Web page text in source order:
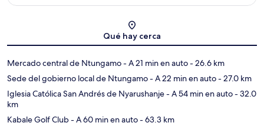
Sección del mapa
Qué hay cerca
Mercado central de Ntungamo- A 21 min en auto- 26.6 km
Sede del gobierno local de Ntungamo- A 22 min en auto- 27.0 km
Iglesia Católica San Andrés de Nyarushanje- A 54 min en auto- 32.0
km
Kabale Golf Club- A 60 min en auto- 63.3 km